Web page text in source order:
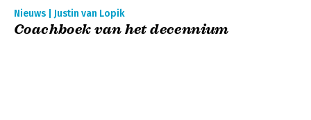
Nieuws | Justin van Lopik
Coachboek van het decennium